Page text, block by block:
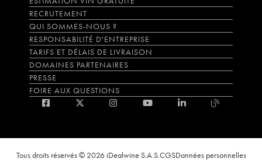
RECRUTEMENT
QUI SOMMES-NOUS ?
RESPONSABILITÉ D'ENTREPRISE
TARIFS ET DÉLAIS DE LIVRAISON
DOMAINES PARTENAIRES
PRESSE
FOIRE AUX QUESTIONS
Tous droits réservés © 2026 iDealwine S.A.S.CGSDonnées personnelles